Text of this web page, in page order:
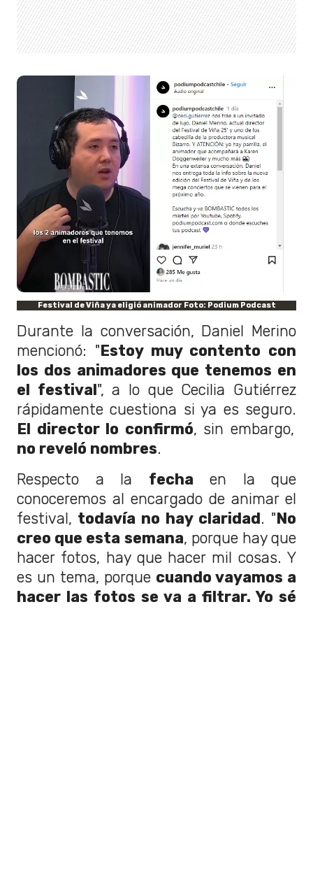
Festival de Viña ya eligió animador Foto: Podium Podcast
Durante la conversación, Daniel Merino
mencionó: "Estoy muy contento con
los dos animadores que tenemos en
el festival", a lo que Cecilia Gutiérrez
rápidamente cuestiona si ya es seguro.
El director lo confirmó, sin embargo,
no reveló nombres.
Respecto a la fecha en la que
conoceremos al encargado de animar el
festival, todavía no hay claridad. "No
creo que esta semana, porque hay que
hacer fotos, hay que hacer mil cosas. Y
es un tema, porque cuando vayamos a
hacer las fotos se va a filtrar. Yo sé